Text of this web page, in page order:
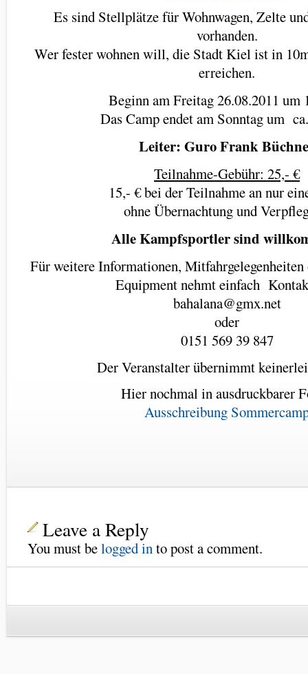
Es sind Stellplätze für Wohnwagen, Zelte
vorhanden.
Wer fester wohnen will, die Stadt Kiel ist in
erreichen.
Beginn am Freitag 26.08.2011 um
Das Camp endet am Sonntag um
Leiter: Guro Frank
Teilnahme-Gebühr: 25,- €
15,- € bei der Teilnahme an nur
ohne Übernachtung und
Alle Kampfsportler sind
Für weitere Informationen, Mitfahrgelegenheiten
Equipment nehmt einfach
bahalana@gmx.net
oder
0151 569 39 847
Der Veranstalter übernimmt
Hier nochmal in ausdruckbarer
Ausschreibung
Leave a Reply
You must belogged into post a comment.